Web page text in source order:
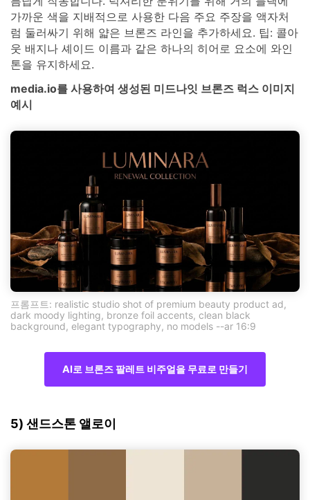
가까운 색을 지배적으로 사용한 다음 주요 주장을 액자처
럼 둘러싸기 위해 얇은 브론즈 라인을 추가하세요. 팁: 콜아
웃 배지나 셰이드 이름과 같은 하나의 히어로 요소에 와인
톤을 유지하세요.
media.io를 사용하여 생성된 미드나잇 브론즈 럭스 이미지
예시
프롬프트: realistic studio shot of premium beauty product ad,
dark moody lighting, bronze foil accents, clean black
background, elegant typography, no models --ar 16:9
AI로 브론즈 팔레트 비주얼을 무료로 만들기
5) 샌드스톤 앨로이